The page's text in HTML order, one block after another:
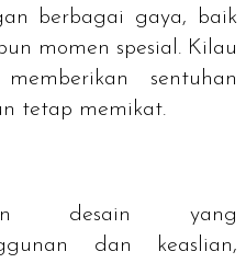
berbagai gaya, baik
momen spesial. Kilau
sentuhan
tetap memikat.
desain yang
dan keaslian,